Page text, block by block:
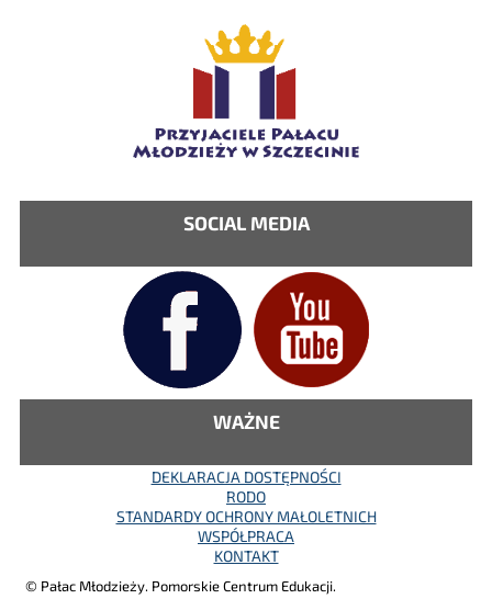
SOCIAL MEDIA
WAŻNE
DEKLARACJA DOSTĘPNOŚCI
RODO
STANDARDY OCHRONY MAŁOLETNICH
WSPÓŁPRACA
KONTAKT
© Pałac Młodzieży. Pomorskie Centrum Edukacji.